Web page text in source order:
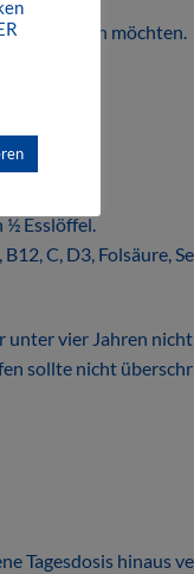
verbessern möchten.
½ Esslöffel.
C, D3, Folsäure,
vier Jahren
sollte nicht
Tagesdosis hinaus